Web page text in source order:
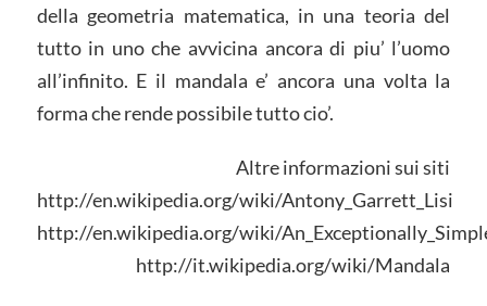
della geometria matematica, in una teoria del
tutto in uno che avvicina ancora di piu’ l’uomo
all’infinito. E il mandala e’ ancora una volta la
forma che rende possibile tutto cio’.
Altre informazioni sui siti
http://en.wikipedia.org/wiki/Antony_Garrett_Lisi
http://en.wikipedia.org/wiki/
http://it.wikipedia.org/wiki/Mandala